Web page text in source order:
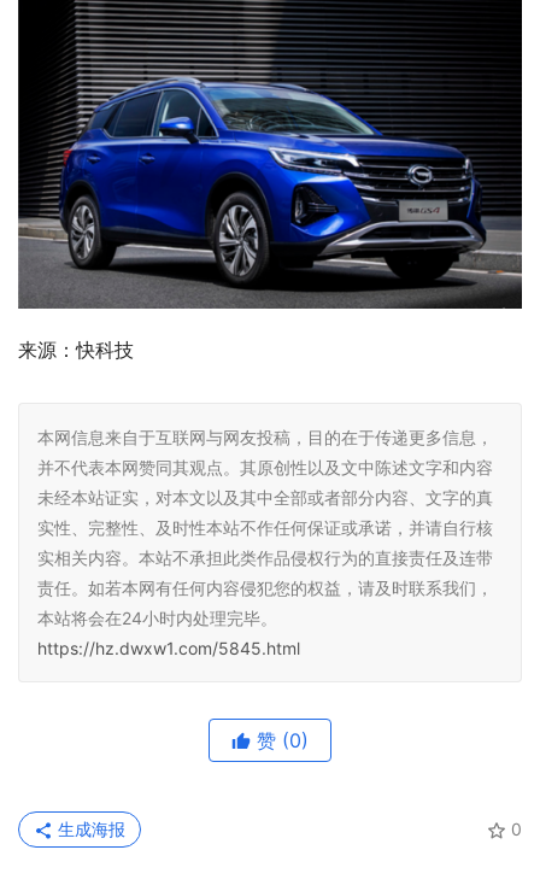
来源：快科技
本网信息来自于互联网与网友投稿，目的在于传递更多信息，
并不代表本网赞同其观点。其原创性以及文中陈述文字和内容
未经本站证实，对本文以及其中全部或者部分内容、文字的真
实性、完整性、及时性本站不作任何保证或承诺，并请自行核
实相关内容。本站不承担此类作品侵权行为的直接责任及连带
责任。如若本网有任何内容侵犯您的权益，请及时联系我们，
本站将会在24小时内处理完毕。
https://hz.dwxw1.com/5845.html
赞 (0)
0
生成海报